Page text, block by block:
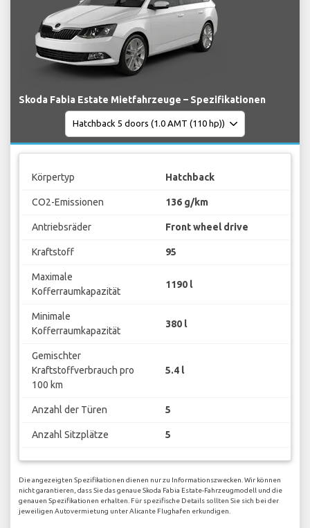
Skoda Fabia Estate Mietfahrzeuge – Spezifikationen
Körpertyp Hatchback
CO2-Emissionen 136 g/km
Antriebsräder Front wheel drive
Kraftstoff 95
Maximale
Kofferraumkapazität
1190 l
Minimale
Kofferraumkapazität
380 l
Gemischter
Kraftstoffverbrauch pro
100 km
5.4 l
Anzahl der Türen 5
Anzahl Sitzplätze 5
Die angezeigten Spezifikationen dienen nur zu Informationszwecken. Wir können
nicht garantieren, dass Sie das genaue Skoda Fabia Estate-Fahrzeugmodell und die
genauen Spezifikationen erhalten. Für spezifische Details sollten Sie sich bei der
jeweiligen Autovermietung unter Alicante Flughafen erkundigen.